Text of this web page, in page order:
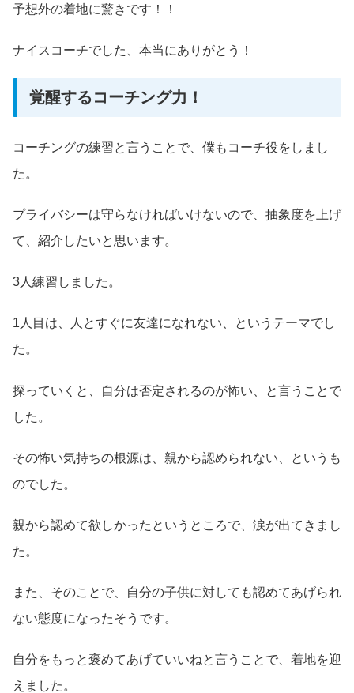
予想外の着地に驚きです！！
ナイスコーチでした、本当にありがとう！
覚醒するコーチング力！
コーチングの練習と言うことで、僕もコーチ役をしまし
た。
プライバシーは守らなければいけないので、抽象度を上げ
て、紹介したいと思います。
3人練習しました。
1人目は、人とすぐに友達になれない、というテーマでし
た。
探っていくと、自分は否定されるのが怖い、と言うことで
した。
その怖い気持ちの根源は、親から認められない、というも
のでした。
親から認めて欲しかったというところで、涙が出てきまし
た。
また、そのことで、自分の子供に対しても認めてあげられ
ない態度になったそうです。
自分をもっと褒めてあげていいねと言うことで、着地を迎
えました。